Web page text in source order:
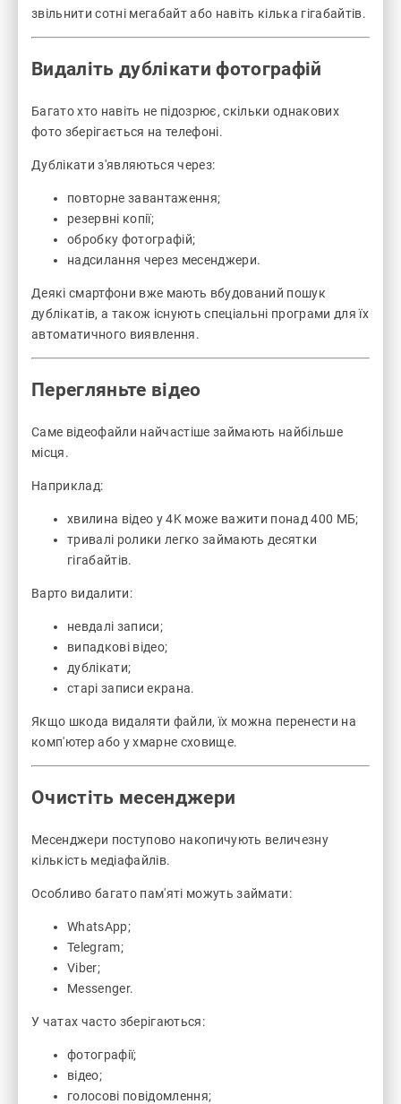
звільнити сотні мегабайт або навіть кілька гігабайтів.
Видаліть дублікати фотографій
Багато хто навіть не підозрює, скільки однакових
фото зберігається на телефоні.
Дублікати з'являються через:
повторне завантаження;
резервні копії;
обробку фотографій;
надсилання через месенджери.
Деякі смартфони вже мають вбудований пошук
дублікатів, а також існують спеціальні програми для їх
автоматичного виявлення.
Перегляньте відео
Саме відеофайли найчастіше займають найбільше
місця.
Наприклад:
хвилина відео у 4K може важити понад 400 МБ;
тривалі ролики легко займають десятки
гігабайтів.
Варто видалити:
невдалі записи;
випадкові відео;
дублікати;
старі записи екрана.
Якщо шкода видаляти файли, їх можна перенести на
комп'ютер або у хмарне сховище.
Очистіть месенджери
Месенджери поступово накопичують величезну
кількість медіафайлів.
Особливо багато пам'яті можуть займати:
WhatsApp;
Telegram;
Viber;
Messenger.
У чатах часто зберігаються:
фотографії;
відео;
голосові повідомлення;